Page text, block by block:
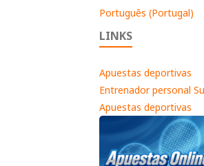
Português (Portugal)
LINKS
Apuestas deportivas
Entrenador personal
Apuestas deportivas